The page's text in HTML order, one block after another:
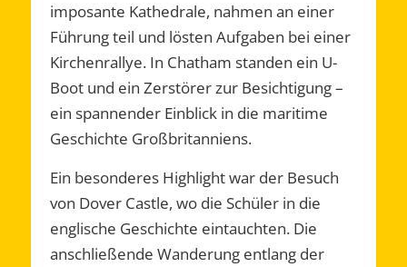
imposante Kathedrale, nahmen an einer
Führung teil und lösten Aufgaben bei einer
Kirchenrallye. In Chatham standen ein U-
Boot und ein Zerstörer zur Besichtigung –
ein spannender Einblick in die maritime
Geschichte Großbritanniens.
Ein besonderes Highlight war der Besuch
von Dover Castle, wo die Schüler in die
englische Geschichte eintauchten. Die
anschließende Wanderung entlang der